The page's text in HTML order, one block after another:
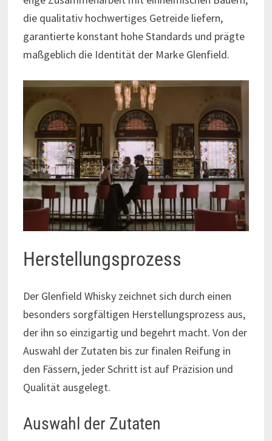
die qualitativ hochwertiges Getreide liefern,
garantierte konstant hohe Standards und prägte
maßgeblich die Identität der Marke Glenfield.
Herstellungsprozess
Der Glenfield Whisky zeichnet sich durch einen
besonders sorgfältigen Herstellungsprozess aus,
der ihn so einzigartig und begehrt macht. Von der
Auswahl der Zutaten bis zur finalen Reifung in
den Fässern, jeder Schritt ist auf Präzision und
Qualität ausgelegt.
Auswahl der Zutaten